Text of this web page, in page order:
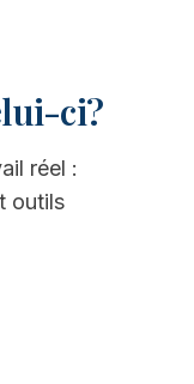
ci?
réel :
outils